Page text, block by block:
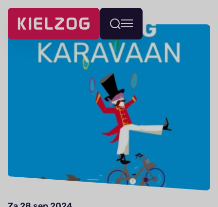
Navigatie
overslaan
Wissel
menu